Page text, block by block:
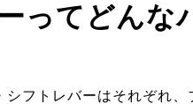
ってどんな
シフトレバーはそれぞれ、